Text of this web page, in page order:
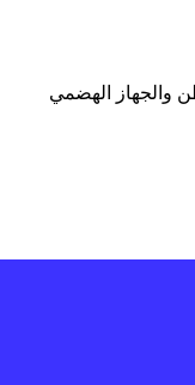
والجهاز الهضمي